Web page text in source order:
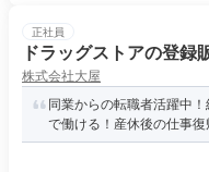
正社員
ドラッグストアの登録
株式会社大屋
同業からの転職者活躍中
で働ける！産休後の仕事復